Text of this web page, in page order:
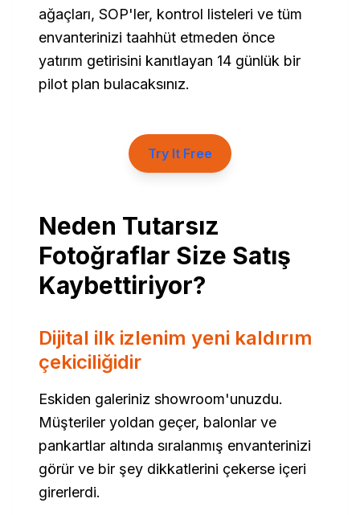
ağaçları, SOP'ler, kontrol listeleri ve tüm
envanterinizi taahhüt etmeden önce
yatırım getirisini kanıtlayan 14 günlük bir
pilot plan bulacaksınız.
Try It Free
Neden Tutarsız
Fotoğraflar Size Satış
Kaybettiriyor?
Dijital ilk izlenim yeni kaldırım
çekiciliğidir
Eskiden galeriniz showroom'unuzdu.
Müşteriler yoldan geçer, balonlar ve
pankartlar altında sıralanmış envanterinizi
görür ve bir şey dikkatlerini çekerse içeri
girerlerdi.